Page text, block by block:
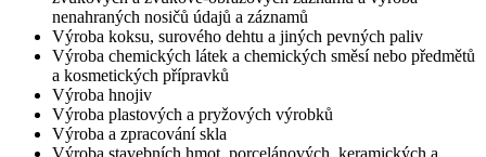
nenahraných nosičů údajů a záznamů
Výroba koksu, surového dehtu a jiných pevných paliv
Výroba chemických látek a chemických směsí nebo předmětů
a kosmetických přípravků
Výroba hnojiv
Výroba plastových a pryžových výrobků
Výroba a zpracování skla